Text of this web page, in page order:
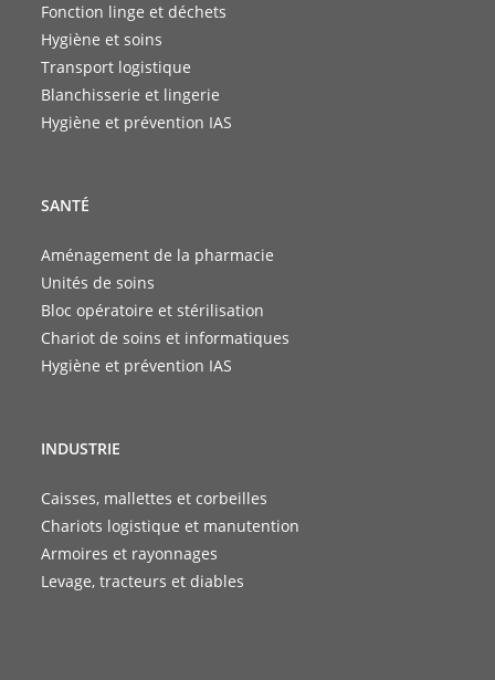
Fonction linge et déchets
Hygiène et soins
Transport logistique
Blanchisserie et lingerie
Hygiène et prévention IAS
SANTÉ
Aménagement de la pharmacie
Unités de soins
Bloc opératoire et stérilisation
Chariot de soins et informatiques
Hygiène et prévention IAS
INDUSTRIE
Caisses, mallettes et corbeilles
Chariots logistique et manutention
Armoires et rayonnages
Levage, tracteurs et diables